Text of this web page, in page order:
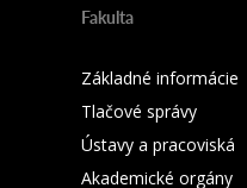
Fakulta
Základné informácie
Tlačové správy
Ústavy a pracoviská
Akademické orgány